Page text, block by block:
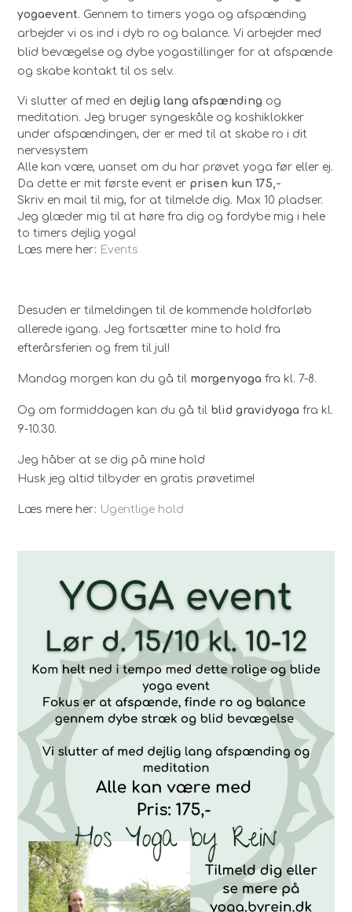
yogaevent. Gennem to timers yoga og afspænding
arbejder vi os ind i dyb ro og balance. Vi arbejder med
blid bevægelse og dybe yogastillinger for at afspænde
og skabe kontakt til os selv.
Vi slutter af med en dejlig lang afspænding og
meditation. Jeg bruger syngeskåle og koshiklokker
under afspændingen, der er med til at skabe ro i dit
nervesystem
Alle kan være, uanset om du har prøvet yoga før eller ej.
Da dette er mit første event er prisen kun 175,-
Skriv en mail til mig, for at tilmelde dig. Max 10 pladser.
Jeg glæder mig til at høre fra dig og fordybe mig i hele
to timers dejlig yoga!
Læs mere her: Events
Desuden er tilmeldingen til de kommende holdforløb
allerede igang. Jeg fortsætter mine to hold fra
efterårsferien og frem til jul!
Mandag morgen kan du gå til morgenyoga fra kl. 7-8.
Og om formiddagen kan du gå til blid gravidyoga fra kl.
9-10.30.
Jeg håber at se dig på mine hold
Husk jeg altid tilbyder en gratis prøvetime!
Læs mere her: Ugentlige hold